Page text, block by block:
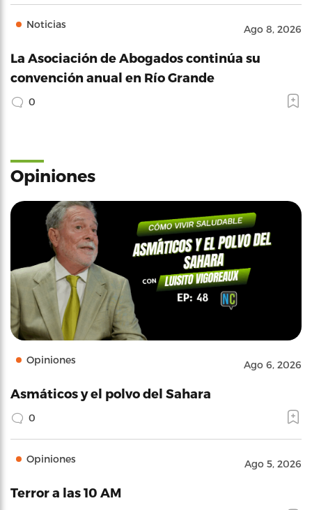
Noticias Ago 8, 2026
La Asociación de Abogados continúa su
convención anual en Río Grande
0
Opiniones
Opiniones Ago 6, 2026
Asmáticos y el polvo del Sahara
0
Opiniones Ago 5, 2026
Terror a las 10 AM